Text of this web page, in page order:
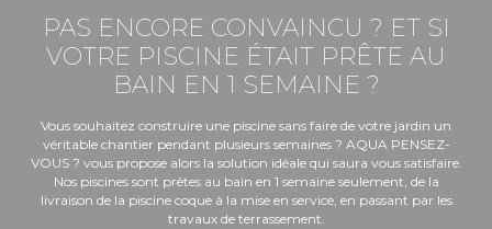
PAS ENCORE CONVAINCU ? ET SI
VOTRE PISCINE ÉTAIT PRÊTE AU
BAIN EN 1 SEMAINE ?
Vous souhaitez construire une piscine sans faire de votre jardin un
véritable chantier pendant plusieurs semaines ? AQUA PENSEZ-
VOUS ? vous propose alors la solution idéale qui saura vous satisfaire.
Nos piscines sont prêtes au bain en 1 semaine seulement, de la
livraison de la piscine coque à la mise en service, en passant par les
travaux de terrassement.